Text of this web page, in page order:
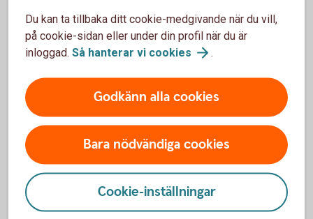
Energilån till företag och BRF
Behöver företaget eller bostadsrättsföreningen hjälp
med finansiering för energiinvesteringar? Då kan
Energilån företag vara rätt lösning. Vårt energilån kan
användas både till material- och arbetskostnad för
utvalda åtgärder.
Energilån företag
Du kan ta tillbaka ditt cookie-medgivande när du vill,
på cookie-sidan eller under din profil när du är
inloggad. Så hanterar vi cookies .
Godkänn alla cookies
Bara nödvändiga cookies
Cookie-inställningar